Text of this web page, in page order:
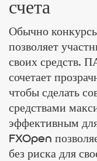
счета
Обычно
позволяет
своих средств.
сочетает
чтобы сделать
средствами
эффективным
FXOpen
без риска для